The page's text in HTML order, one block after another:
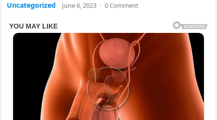
Uncategorized June 6, 2023 · 0 Comment